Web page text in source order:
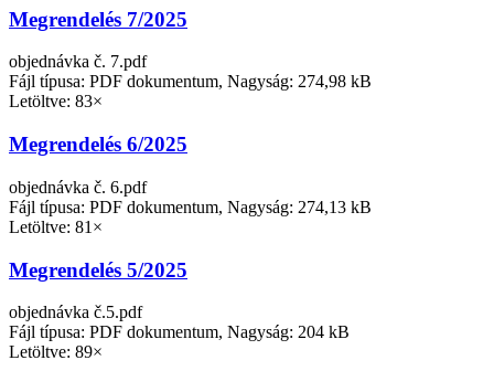
Megrendelés 7/2025
objednávka č. 7.pdf
Fájl típusa: PDF dokumentum, Nagyság: 274,98 kB
Letöltve: 83×
Megrendelés 6/2025
objednávka č. 6.pdf
Fájl típusa: PDF dokumentum, Nagyság: 274,13 kB
Letöltve: 81×
Megrendelés 5/2025
objednávka č.5.pdf
Fájl típusa: PDF dokumentum, Nagyság: 204 kB
Letöltve: 89×